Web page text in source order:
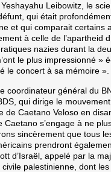
Leibowitz, le
qui était
et qui comparait certains
à celle de l’apartheid
nazies durant la
le plus impressionné »
le concert à sa mémoire ».
coordinateur général du
qui dirige le
de Caetano Veloso en
Caetano s’engage à ne
sincèrement que tous
prendront
d’Israël, appelé par la
palestinienne, dont